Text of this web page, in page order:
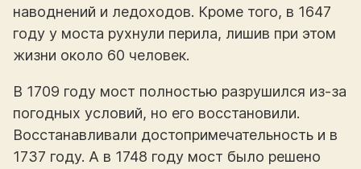
наводнений и ледоходов. Кроме того, в 1647
году у моста рухнули перила, лишив при этом
жизни около 60 человек.
В 1709 году мост полностью разрушился из-за
погодных условий, но его восстановили.
Восстанавливали достопримечательность и в
1737 году. А в 1748 году мост было решено